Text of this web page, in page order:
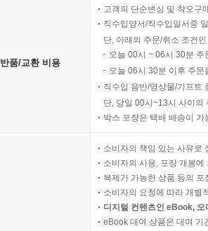
반품/교환 비용
고객의 단순변심 및 착오구
직수입양서/직수입일서중
단, 아래의 주문/취소 조건
오늘 00시 ~ 06시 30분
오늘 06시 30분 이후 주
직수입 음반/영상물/기프트
단, 당일 00시~13시 사이의
박스 포장은 택배 배송이
소비자의 책임 있는 사유로
소비자의 사용, 포장 개봉
복제가 가능한 상품 등의
소비자의 요청에 따라 개별
디지털 컨텐츠인 eBook,
eBook 대여 상품은 대여 기